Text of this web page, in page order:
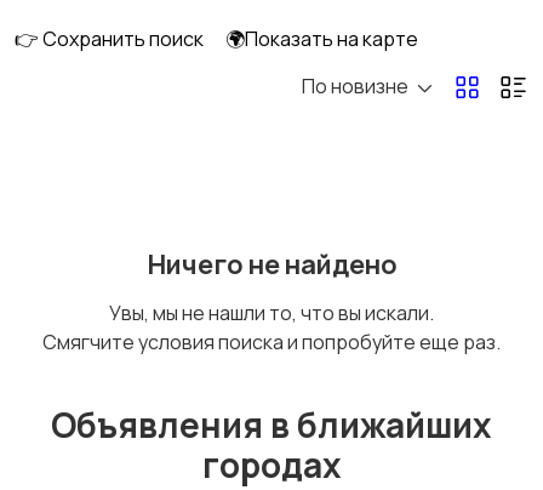
Аудио и видео
фаркопы
и аксессуары
👉 Сохранить поиск
🌍Показать на карте
По новизне
Ничего не найдено
Увы, мы не нашли то, что вы искали.
Смягчите условия поиска и попробуйте еще раз.
Объявления в ближайших
городах